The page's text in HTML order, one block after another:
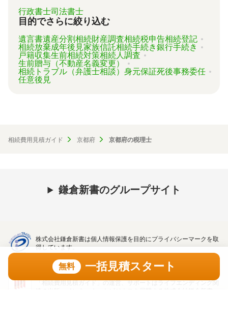
行政書士司法書士
目的でさらに絞り込む
遺言書遺産分割相続財産調査相続税申告相続登記
相続放棄成年後見家族信託相続手続き銀行手続き
戸籍収集生前相続対策相続人調査
生前贈与（不動産名義変更）
相続トラブル（弁護士相談） 身元保証死後事務委任
任意後見
相続費用見積ガイド 京都府 京都府の税理士
鎌倉新書のグループサイト
株式会社鎌倉新書は個人情報保護を目的にプライバシーマークを取
得しています。
無料 一括見積スタート